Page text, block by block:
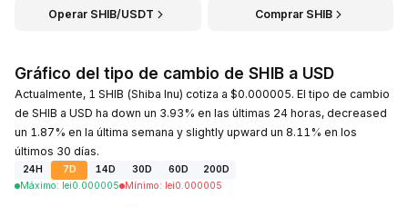
Operar SHIB/USDT Comprar SHIB
Gráfico del tipo de cambio de SHIB a USD
Actualmente, 1 SHIB (Shiba Inu) cotiza a $0.000005. El tipo de cambio
de SHIB a USD ha down un 3.93% en las últimas 24 horas, decreased
un 1.87% en la última semana y slightly upward un 8.11% en los
últimos 30 días.
24H 7D 14D 30D 60D
200D
Máximo: lei0.000005 Mínimo: lei0.000005